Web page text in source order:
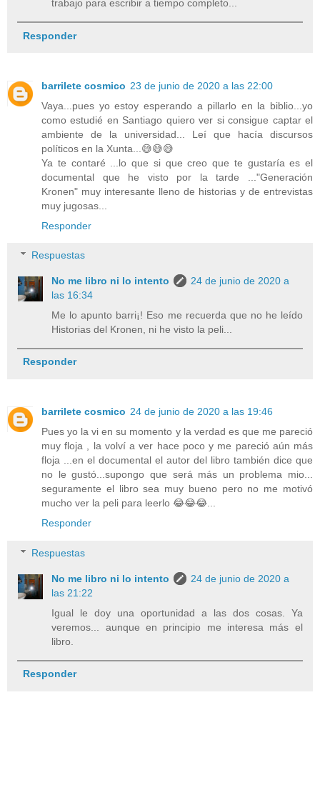
trabajo para escribir a tiempo completo...
Responder
barrilete cosmico 23 de junio de 2020 a las 22:00
Vaya...pues yo estoy esperando a pillarlo en la biblio...yo
como estudié en Santiago quiero ver si consigue captar el
ambiente de la universidad... Leí que hacía discursos
políticos en la Xunta...😅😅😅
Ya te contaré ...lo que si que creo que te gustaría es el
documental que he visto por la tarde ..."Generación
Kronen" muy interesante lleno de historias y de entrevistas
muy jugosas...
Responder
Respuestas
No me libro ni lo intento
24 de junio de 2020 a
las 16:34
Me lo apunto barri¡! Eso me recuerda que no he leído
Historias del Kronen, ni he visto la peli...
Responder
barrilete cosmico 24 de junio de 2020 a las 19:46
Pues yo la vi en su momento y la verdad es que me pareció
muy floja , la volví a ver hace poco y me pareció aún más
floja ...en el documental el autor del libro también dice que
no le gustó...supongo que será más un problema mio...
seguramente el libro sea muy bueno pero no me motivó
mucho ver la peli para leerlo 😂😂😂...
Responder
Respuestas
No me libro ni lo intento
24 de junio de 2020 a
las 21:22
Igual le doy una oportunidad a las dos cosas. Ya
veremos... aunque en principio me interesa más el
libro.
Responder